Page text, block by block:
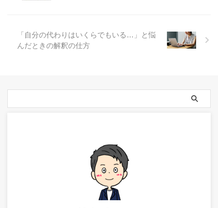
「自分の代わりはいくらでもいる…」と悩
んだときの解釈の仕方